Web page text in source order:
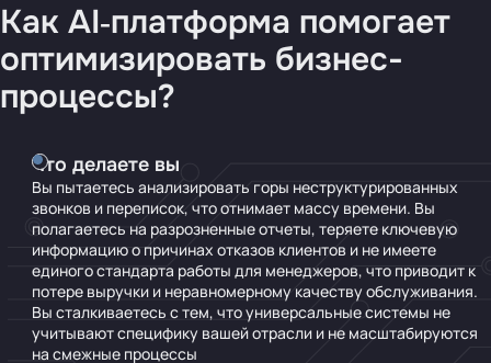
Как AI‑платформа помогает
оптимизировать бизнес-
процессы?
Что делаете вы
Вы пытаетесь анализировать горы неструктурированных
звонков и переписок, что отнимает массу времени. Вы
полагаетесь на разрозненные отчеты, теряете ключевую
информацию о причинах отказов клиентов и не имеете
единого стандарта работы для менеджеров, что приводит к
потере выручки и неравномерному качеству обслуживания.
Вы сталкиваетесь с тем, что универсальные системы не
учитывают специфику вашей отрасли и не масштабируются
на смежные процессы